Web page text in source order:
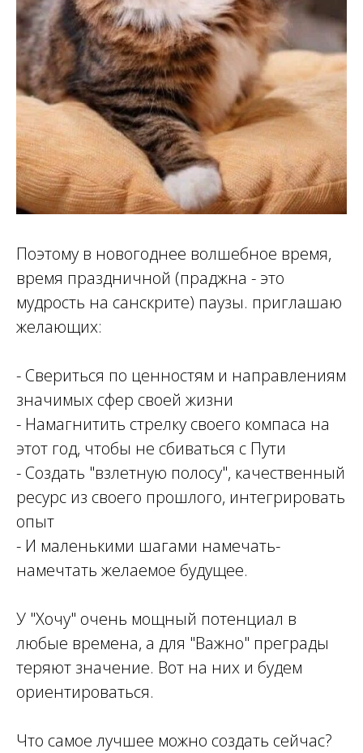
Поэтому в новогоднее волшебное время,
время праздничной (праджна - это
мудрость на санскрите) паузы. приглашаю
желающих:
- Свериться по ценностям и направлениям
значимых сфер своей жизни
- Намагнитить стрелку своего компаса на
этот год, чтобы не сбиваться с Пути
- Создать "взлетную полосу", качественный
ресурс из своего прошлого, интегрировать
опыт
- И маленькими шагами намечать-
намечтать желаемое будущее.
У "Хочу" очень мощный потенциал в
любые времена, а для "Важно" преграды
теряют значение. Вот на них и будем
ориентироваться.
Что самое лучшее можно создать сейчас?